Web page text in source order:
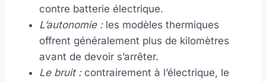
contre batterie électrique.
L’autonomie :les modèles thermiques
offrent généralement plus de kilomètres
avant de devoir s’arrêter.
Le bruit :contrairement à l’électrique, le